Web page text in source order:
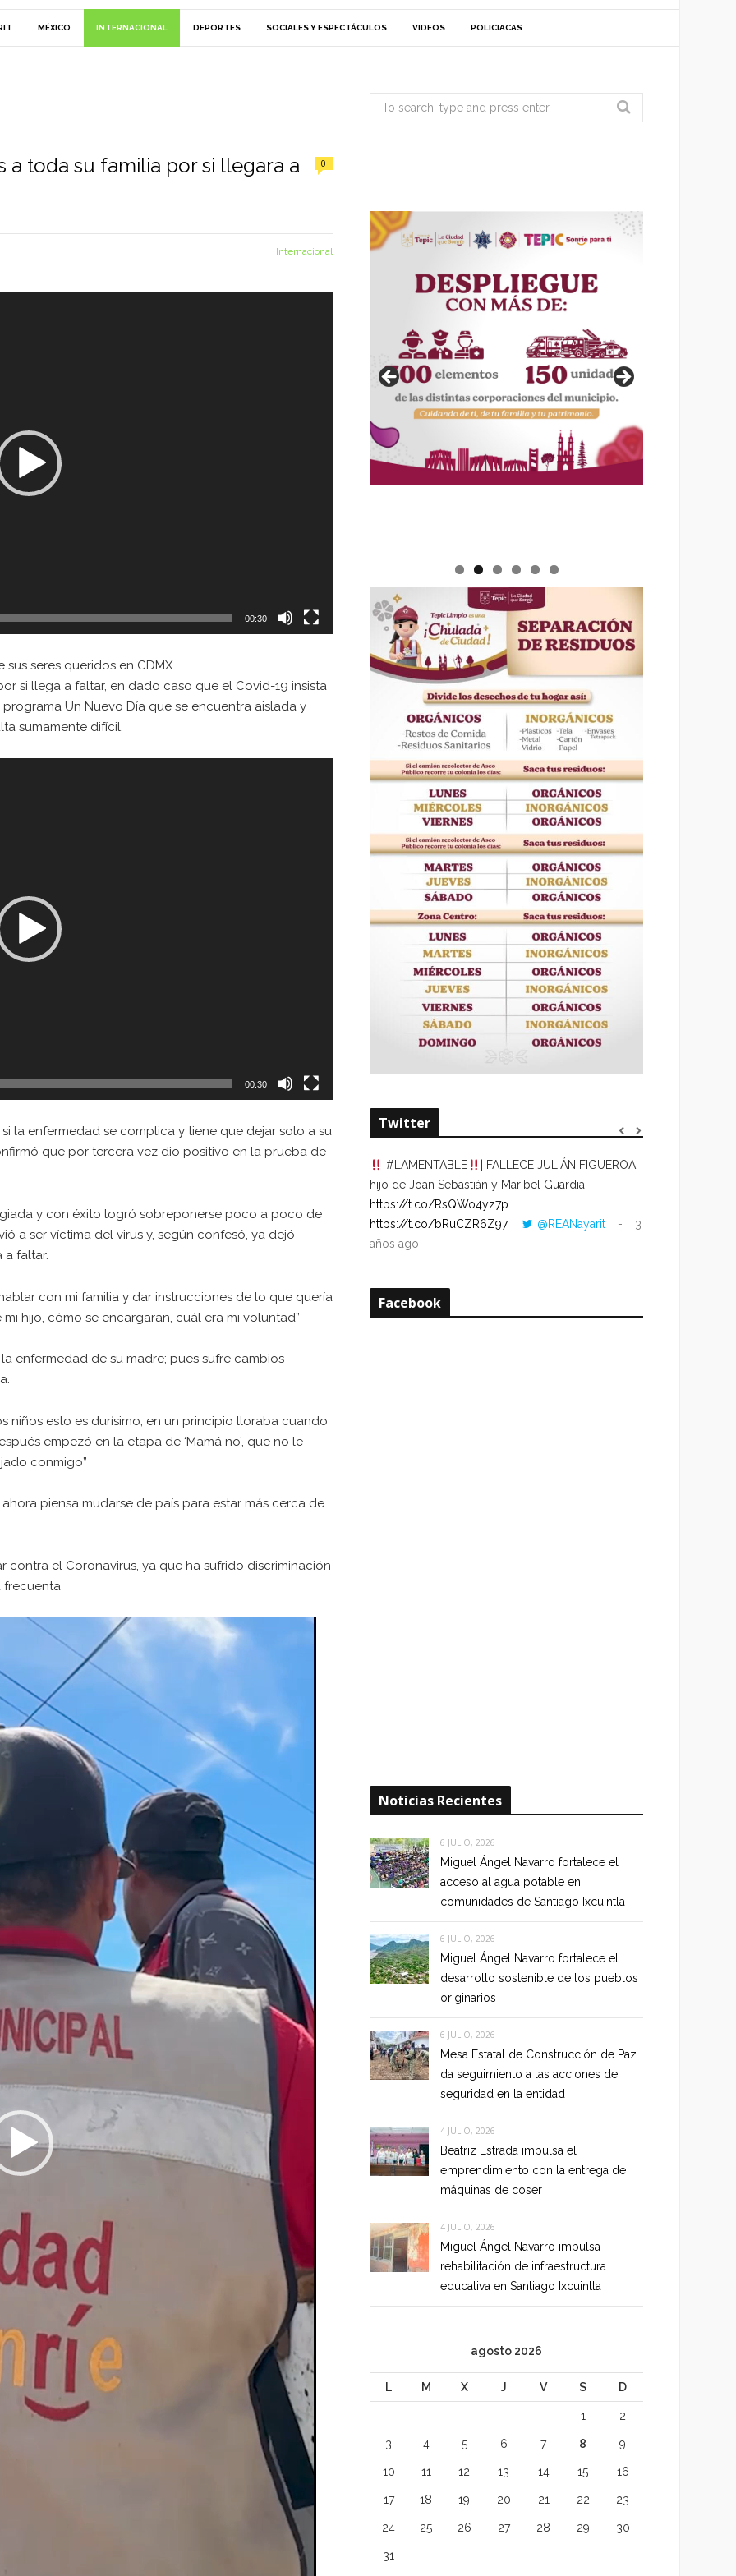
MÉXICO INTERNACIONAL DEPORTES SOCIALES Y ESPECTÁCULOS VIDEOS POLICIACAS
a toda su familia por si llegara a
0
Internacional
00:30
seres queridos en CDMX.
si llega a faltar, en dado caso que el Covid-19 insista
Un Nuevo Día que se encuentra aislada y
sumamente difícil.
00:30
la enfermedad se complica y tiene que dejar solo a su
que por tercera vez dio positivo en la prueba de
y con éxito logró sobreponerse poco a poco de
a ser víctima del virus y, según confesó, ya dejó
a faltar.
con mi familia y dar instrucciones de lo que quería
hijo, cómo se encargaran, cuál era mi voluntad”
enfermedad de su madre; pues sufre cambios
niños esto es durísimo, en un principio lloraba cuando
empezó en la etapa de ‘Mamá no’, que no le
conmigo”
piensa mudarse de país para estar más cerca de
el Coronavirus, ya que ha sufrido discriminación
frecuenta
Search
for:
Twitter
#LAMENTABLE
| FALLECE JULIÁN FIGUEROA,
hijo de Joan Sebastián y Maribel Guardia.
https://t.co/RsQWo4yz7p
https://t.co/bRuCZR6Z97
@REANayarit
3
años ago
Facebook
Noticias Recientes
6 JULIO, 2026
Miguel Ángel Navarro fortalece el
acceso al agua potable en
comunidades de Santiago Ixcuintla
6 JULIO, 2026
Miguel Ángel Navarro fortalece el
desarrollo sostenible de los pueblos
originarios
6 JULIO, 2026
Mesa Estatal de Construcción de Paz
da seguimiento a las acciones de
seguridad en la entidad
4 JULIO, 2026
Beatriz Estrada impulsa el
emprendimiento con la entrega de
máquinas de coser
4 JULIO, 2026
Miguel Ángel Navarro impulsa
rehabilitación de infraestructura
educativa en Santiago Ixcuintla
agosto 2026
L M X J V S D
1 2
3 4 5 6 7 8 9
10 11 12 13 14 15 16
17 18 19 20 21 22 23
24 25 26 27 28 29 30
31